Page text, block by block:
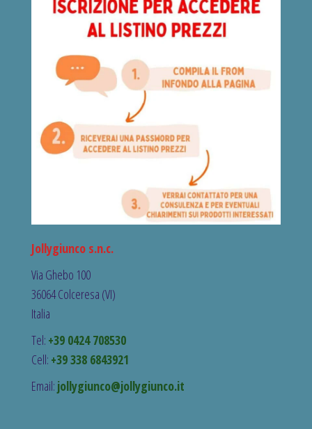
Jollygiunco s.n.c.
Via Ghebo 100
36064 Colceresa (VI)
Italia
Tel: +39 0424 708530
Cell: +39 338 6843921
Email: jollygiunco@jollygiunco.it